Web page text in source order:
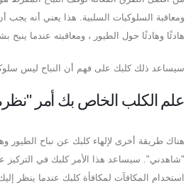
ومعاقبة السلوكيات السلبية. هذا يعني أنه يجب
هادئًا وهادئًا حول الطيور ، ومعاقبته عندما ينبح
سيساعد ذلك كلبك على فهم أن النباح ليس
علم الكلب الخاص بك أمر
هناك طريقة أخرى لإلهاء كلبك عن نباح الطيور
"شاهدني". سيساعد هذا الأمر كلبك في التركيز
استخدام المكافآت لمكافأة كلبك عندما ينظر